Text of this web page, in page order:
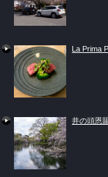
La Prima
井の頭恩